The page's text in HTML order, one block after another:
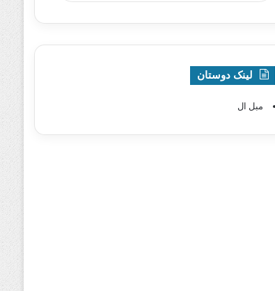
لینک دوستان
مبل ال